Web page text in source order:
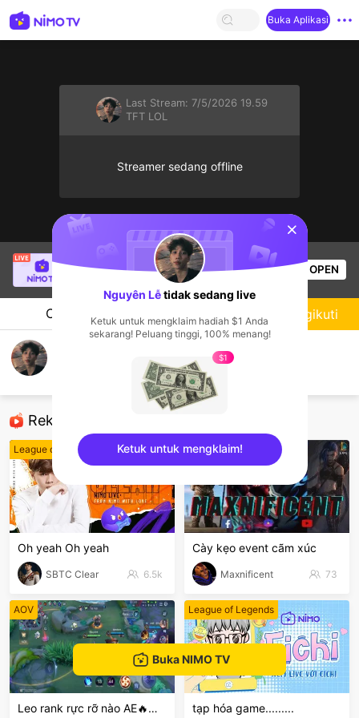
Buka Aplikasi
Last Stream: 7/5/2026 19.59
TFT LOL
Streamer sedang offline
sedang siaran langsung!
620 Penonton OPEN
Chat Streamer
Rekomendasi
League of Legends
Oh yeah Oh yeah
SBTC Clear 6.5k
Dota 2
Cày kẹo event cãm xúc
Maxnificent 73
AOV
Leo rank rực rỡ nào AE🔥🔥🔥
League of Legends
tạp hóa game.........
Mengikuti
Buka NIMO TV
sentinelStart
Nguyên Lễtidak sedang live
Ketuk untuk mengklaim hadiah $1 Anda
sekarang! Peluang tinggi, 100% menang!
$1
Ketuk untuk mengklaim!
sentinelEnd